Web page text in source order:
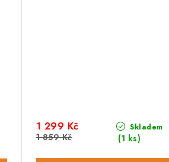
Skladem
(1 ks)
1 299 Kč
1 859 Kč